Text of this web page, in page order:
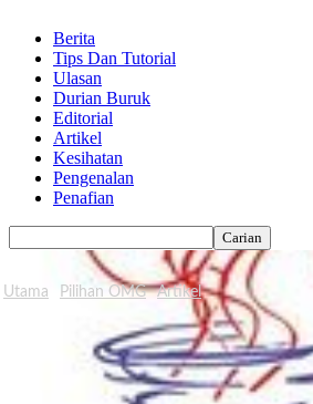
Berita
Tips Dan Tutorial
Ulasan
Durian Buruk
Editorial
Artikel
Kesihatan
Pengenalan
Penafian
Utama Pilihan OMG Artikel